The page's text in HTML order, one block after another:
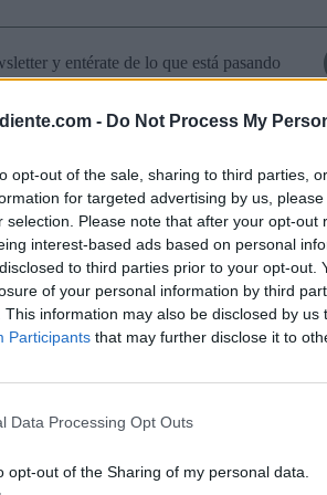
- Do Not Process My
opt-out of the sale, sharing to third parties,
for targeted advertising by us,
selection. Please note that after your opt-out
interest-based ads based on personal
to third parties prior to your opt-out.
of your personal information by third
This information may also be disclosed by us
Participants that may further disclose it to
Data Processing Opt Outs
opt-out of the Sharing of my personal data.
y entérate de lo que está pasando
caen a mínimos
La facturación en grandes
mínimos frente al auge
especializadas. […]
Diego Molpeceres15 / 06 / 2023
Zara abrirá en
Hasta ahora solo estaba
revender los productos